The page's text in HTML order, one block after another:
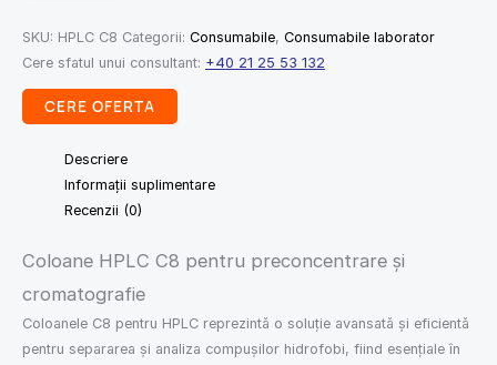
SKU: HPLC C8 Categorii: Consumabile, Consumabile laborator
Cere sfatul unui consultant: +40 21 25 53 132
CERE OFERTA
Descriere
Informații suplimentare
Recenzii (0)
Coloane HPLC C8 pentru preconcentrare și
cromatografie
Coloanele C8 pentru HPLC reprezintă o soluție avansată și eficientă
pentru separarea și analiza compușilor hidrofobi, fiind esențiale în